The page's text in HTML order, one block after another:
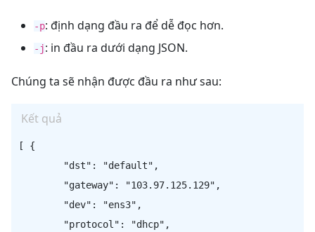
-p: định dạng đầu ra để dễ đọc hơn.
-j: in đầu ra dưới dạng JSON.
Chúng ta sẽ nhận được đầu ra như sau:
Kết quả
[ {
        "dst": "default",
        "gateway": "103.97.125.129",
        "dev": "ens3",
        "protocol": "dhcp",